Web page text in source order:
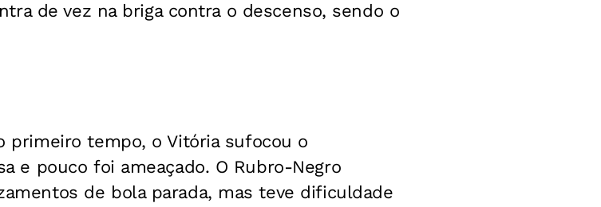
de vez na briga contra o descenso, sendo o
primeiro tempo, o Vitória sufocou o
e pouco foi ameaçado. O Rubro-Negro
de bola parada, mas teve dificuldade